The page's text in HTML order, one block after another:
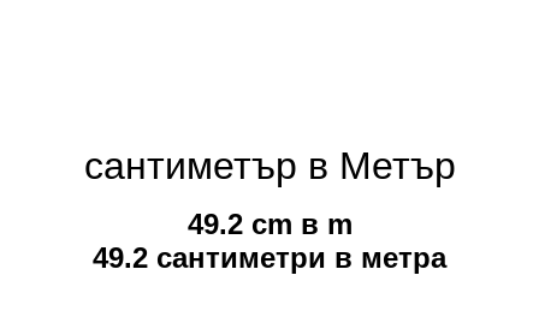
сантиметър в Метър
49.2 cm в m
49.2 сантиметри в метра